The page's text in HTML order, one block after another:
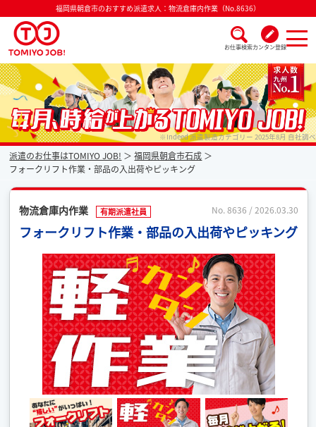
福岡県朝倉市のおすすめ派遣求人：物流倉庫内作業（No.8636）
お仕事検索カンタン登録
派遣なら毎月時給が上がるトミヨジョブ ※Indeed 派遣製造カテゴリー 2025年8月 自社調べ
派遣のお仕事はTOMIYO JOB!
福岡県朝倉市石成
フォークリフト作業・部品の入出荷やピッキング
物流倉庫内作業 有期派遣社員 No. 8636 / 2026.03.30
フォークリフト作業・部品の入出荷やピッキング